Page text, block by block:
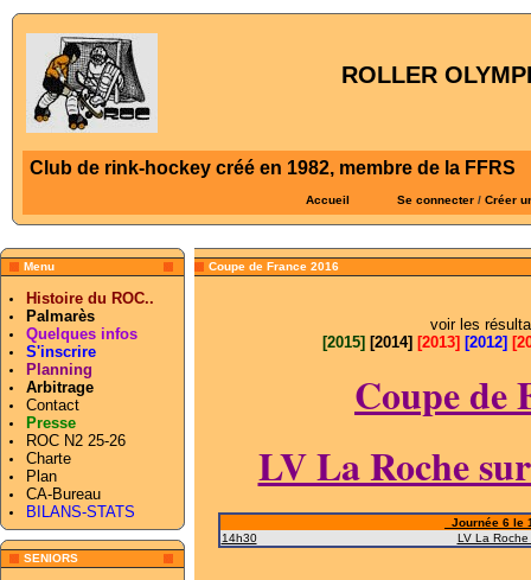
ROLLER
Club de rink-hockey créé en 1982, membre de la FFRS
Accueil Se connecter / Créer
Menu
Histoire du ROC..
Palmarès
Quelques infos
S'inscrire
Planning
Arbitrage
Contact
Presse
ROC N2 25-26
Charte
Plan
CA-Bureau
BILANS-STATS
SENIORS
Coupe de France 2016
voir les
[2015] [2014] [2013] [2012]
Coupe de
LV La Roche
Journée 6 le
14h30
LV La Roche